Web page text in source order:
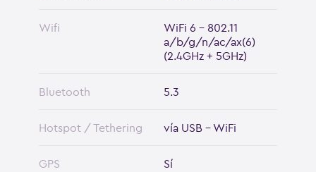
Wifi
WiFi 6 - 802.11
a/b/g/n/ac/ax(6)
(2.4GHz + 5GHz)
Bluetooth 5.3
Hotspot / Tethering vía USB - WiFi
GPS Sí